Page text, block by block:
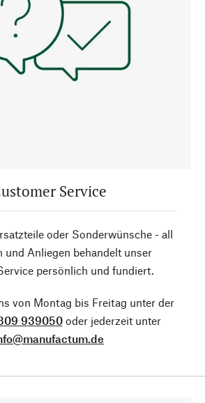
Service
oder Sonderwünsche - all
und Anliegen behandelt unser
persönlich und fundiert.
von Montag bis Freitag unter der
939050oder jederzeit unter